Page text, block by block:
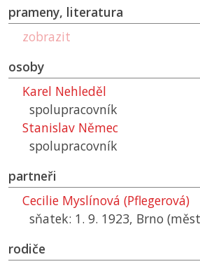
prameny, literatura
zobrazit
osoby
Karel Nehleděl
spolupracovník
Stanislav Němec
spolupracovník
partneři
Cecilie Myslínová (Pflegerová)
sňatek: 1. 9. 1923, Brno
rodiče